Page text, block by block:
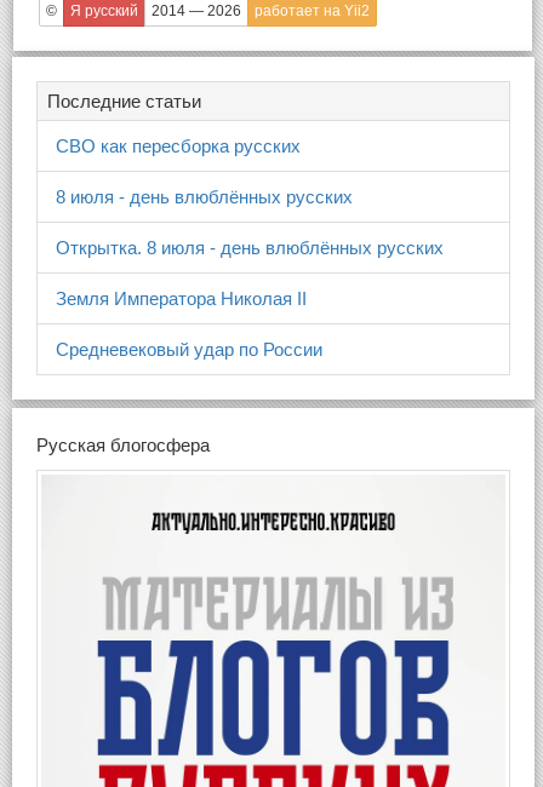
© Я русский 2014 — 2026 работает на Yii2
Последние статьи
СВО как пересборка русских
8 июля - день влюблённых русских
Открытка. 8 июля - день влюблённых русских
Земля Императора Николая II
Средневековый удар по России
Русская блогосфера